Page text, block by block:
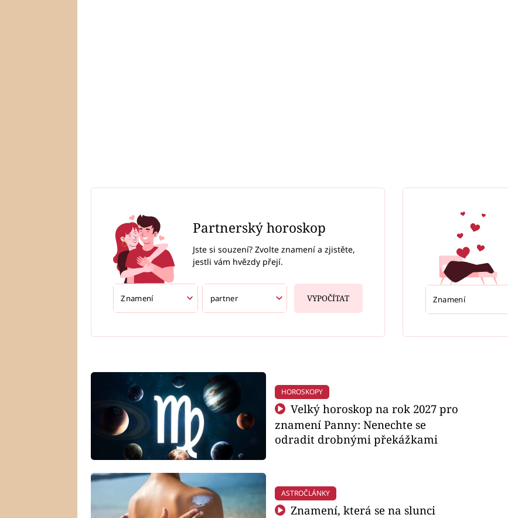
Partnerský horoskop
Jste si souzení? Zvolte znamení a zjistěte,
jestli vám hvězdy přejí.
VYPOČÍTAT
HOROSKOPY
Velký horoskop na rok 2027 pro
znamení Panny: Nenechte se
odradit drobnými překážkami
ASTROČLÁNKY
Znamení, která se na slunci